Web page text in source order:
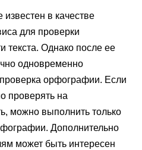
известен в качестве
для проверки
текста. Однако после ее
одновременно
орфографии. Если
проверять на
можно выполнить только
Дополнительно
может быть интересен